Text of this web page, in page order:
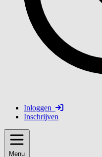
Inloggen
Inschrijven
Menu